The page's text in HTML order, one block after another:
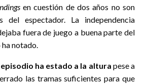
en cuestión de dos años no son
del espectador. La independencia
fuera de juego a buena parte del
ha notado.
ha estado a la altura pese a
las tramas suficientes para que